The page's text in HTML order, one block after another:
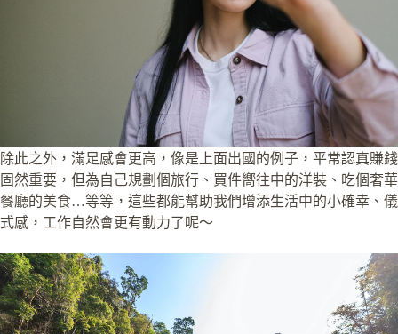
除此之外，滿足感會更高，像是上面出國的例子，平常認真賺錢
固然重要，但為自己規劃個旅行、買件嚮往中的洋裝、吃個奢華
餐廳的美食…等等，這些都能幫助我們增添生活中的小確幸、儀
式感，工作自然會更有動力了呢～